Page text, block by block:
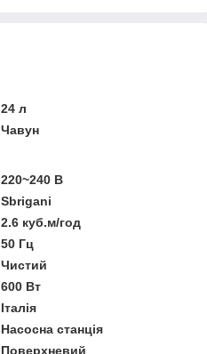
24 л
Чавун
220~240 В
Sbrigani
2.6 куб.м/год
50 Гц
Чистий
600 Вт
Італія
Насосна станція
Поверхневий